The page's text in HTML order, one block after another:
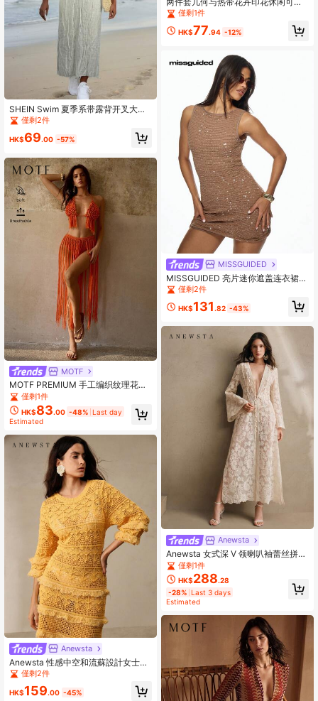
SHEIN Swim 夏季系带露背开叉大腿
绒球饰边荷叶边袖钩针插入罩衫
僅剩2件
HK$69.00 -57%
MOTF
MOTF PREMIUM 手工编织纹理花卉
钩针流苏针织度假露背上衣和半身裙
罩衫套装
僅剩1件
HK$83.00 -48% Last day
Estimated
Anewsta
Anewsta 性感中空和流蘇設計女士緊
身中長裙
僅剩2件
HK$159.00 -45%
优雅性感波西米亚风系带比基尼泳装
套装，适合女士春夏海滩度假。
僅剩1件
HK$77.94 -12%
MISSGUIDED
MISSGUIDED 亮片迷你遮盖连衣裙沙
滩装派对节日闪光晚间度假村服装微
光短泳池泳装遮盖夏季假期游轮服装
僅剩2件
HK$131 .82 -43%
Anewsta
Anewsta 女式深 V 领喇叭袖蕾丝拼布
佩斯利印花透明和服，适合春夏、海
滩等地优雅度假出游
僅剩1件
HK$288.28
-28% Last 3 days
Estimated